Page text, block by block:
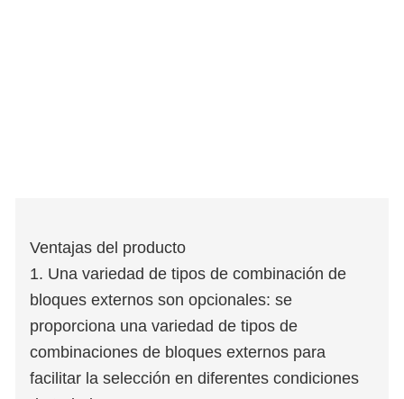
Ventajas del producto
1. Una variedad de tipos de combinación de
bloques externos son opcionales: se
proporciona una variedad de tipos de
combinaciones de bloques externos para
facilitar la selección en diferentes condiciones